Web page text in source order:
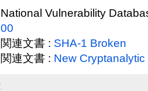
National Vulnerability
00
関連文書 : SHA-1 Broken
関連文書 : New